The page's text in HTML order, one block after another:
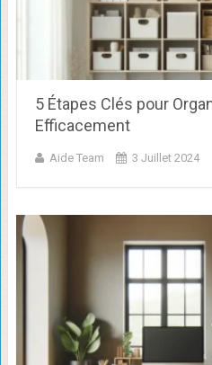
5 Étapes Clés pour
Efficacement
Aide Team 3 Juillet 2024